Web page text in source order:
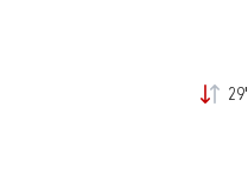
29'